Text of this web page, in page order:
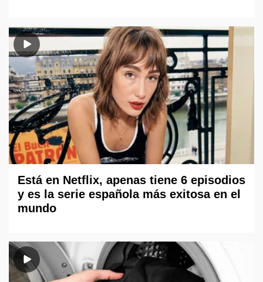
Está en Netflix, apenas tiene 6 episodios
y es la serie española más exitosa en el
mundo